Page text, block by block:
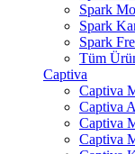
Spark
Spark
Spark
Tüm
Captiva
Captiva
Captiva
Captiva
Captiva